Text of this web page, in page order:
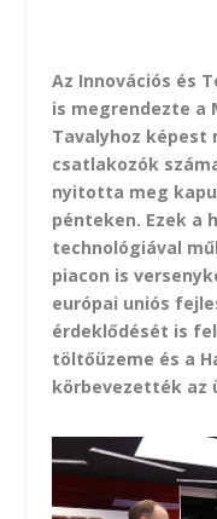
Az Innovációs és
is megrendezte a
Tavalyhoz képest
csatlakozók
nyitotta meg
pénteken. Ezek a
technológiával
piacon is
európai uniós
érdeklődését is
töltőüzeme és a
körbevezették az